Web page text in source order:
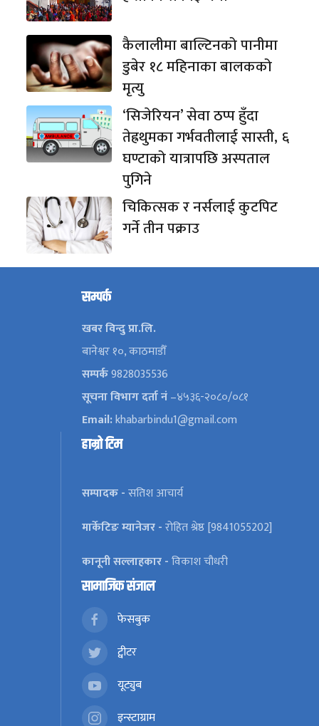
कैलालीमा बाल्टिनको पानीमा
डुबेर १८ महिनाका बालकको
मृत्यु
‘सिजेरियन’ सेवा ठप्प हुँदा
तेह्रथुमका गर्भवतीलाई सास्ती, ६
घण्टाको यात्रापछि अस्पताल
पुगिने
चिकित्सक र नर्सलाई कुटपिट
गर्ने तीन पक्राउ
सम्पर्क
खबर विन्दु प्रा.लि.
बानेश्वर १०, काठमाडौँ
सम्पर्क9828035536
सूचना विभाग दर्ता नं–४५३६-२०८०/०८१
Email:khabarbindu1@gmail.com
हाम्रो टिम
सम्पादक -सतिश आचार्य
मार्केटिङ म्यानेजर -रोहित श्रेष्ठ [9841055202]
कानूनी सल्लाहकार -विकाश चौधरी
सामाजिक संजाल
फेसबुक
ट्वीटर
यूट्युब
इन्स्टाग्राम